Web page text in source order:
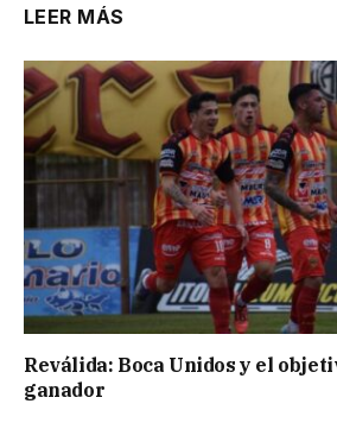
LEER MÁS
Reválida: Boca Unidos y el
ganador